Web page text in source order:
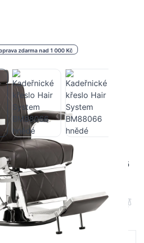
zdarma nad 1 000 Kč
Hair System BM88066
Maloobchodní cena